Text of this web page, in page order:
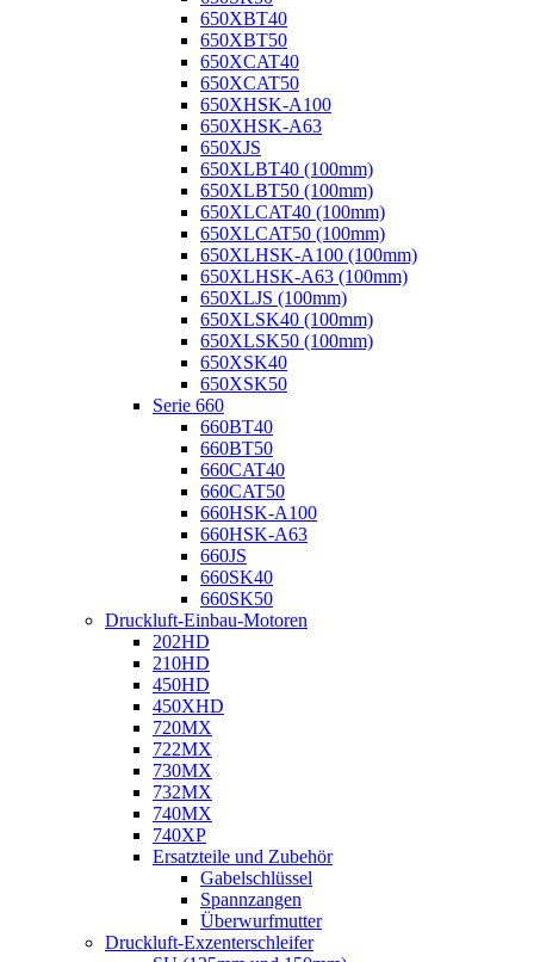
650XBT40
650XBT50
650XCAT40
650XCAT50
650XHSK-A100
650XHSK-A63
650XJS
650XLBT40 (100mm)
650XLBT50 (100mm)
650XLCAT40 (100mm)
650XLCAT50 (100mm)
650XLHSK-A100 (100mm)
650XLHSK-A63 (100mm)
650XLJS (100mm)
650XLSK40 (100mm)
650XLSK50 (100mm)
650XSK40
650XSK50
Serie 660
660BT40
660BT50
660CAT40
660CAT50
660HSK-A100
660HSK-A63
660JS
660SK40
660SK50
Druckluft-Einbau-Motoren
202HD
210HD
450HD
450XHD
720MX
722MX
730MX
732MX
740MX
740XP
Ersatzteile und Zubehör
Gabelschlüssel
Spannzangen
Überwurfmutter
Druckluft-Exzenterschleifer